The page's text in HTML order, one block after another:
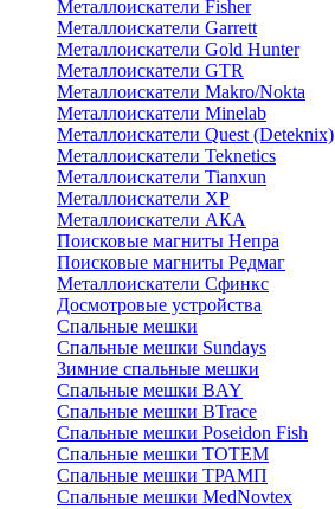
Металлоискатели Fisher
Металлоискатели Garrett
Металлоискатели Gold Hunter
Металлоискатели GTR
Металлоискатели Makro/Nokta
Металлоискатели Minelab
Металлоискатели Quest (Deteknix)
Металлоискатели Teknetics
Металлоискатели Tianxun
Металлоискатели XP
Металлоискатели АКА
Поисковые магниты Непра
Поисковые магниты Редмаг
Металлоискатели Сфинкс
Досмотровые устройства
Спальные мешки
Спальные мешки Sundays
Зимние спальные мешки
Спальные мешки BAY
Спальные мешки BTrace
Спальные мешки Poseidon Fish
Спальные мешки ТОТЕМ
Спальные мешки ТРАМП
Cпальные мешки MedNovtex